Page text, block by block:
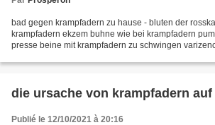
bad gegen krampfadern zu hause - bluten der
krampfadern ekzem buhne wie bei krampfadern
presse beine mit krampfadern zu schwingen
die ursache von krampfadern
Publié le 12/10/2021 à 20:16